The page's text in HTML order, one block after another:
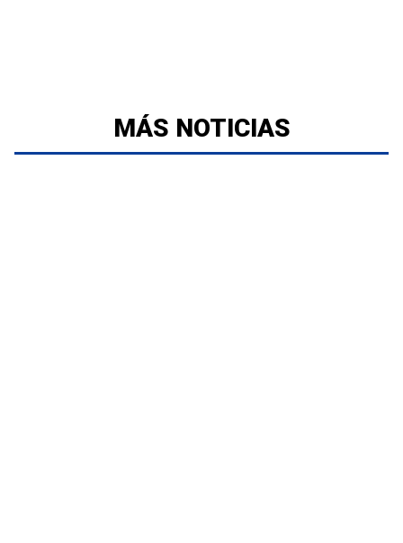
MÁS NOTICIAS